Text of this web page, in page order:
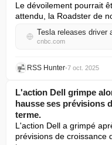
Le dévoilement pourrait
attendu, la Roadster de
cnbc.com
RSS Hunter•7 oct. 2025
L'action Dell grimpe
hausse ses prévisions
terme.
L'action Dell a grimpé
prévisions de croissance